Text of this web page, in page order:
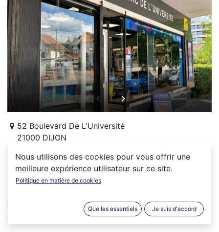
52 Boulevard De L'Université
21000 DIJON
0380734877
Tabac de l'Université vous accueille à DIJON (21000)
du lundi au dimanche :
Nous utilisons des cookies pour vous offrir une
meilleure expérience utilisateur sur ce site.
Politique en matière de cookies
Que les essentiels Je suis d'accord